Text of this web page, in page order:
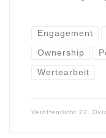
Engagement
Ownership
Wertearbeit
Veröffentlicht 22.